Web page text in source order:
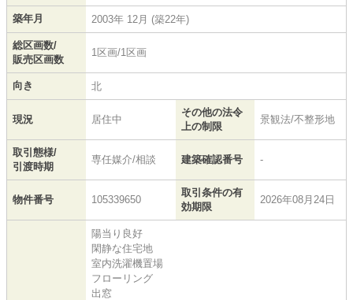
築年月 2003年 12月 (築22年)
総区画数/
販売区画数
1区画/1区画
向き 北
現況 居住中
その他の法令
上の制限
景観法/不整形地
取引態様/
引渡時期
専任媒介/相談 建築確認番号 -
物件番号 105339650
取引条件の有
効期限
2026年08月24日
陽当り良好
閑静な住宅地
室内洗濯機置場
フローリング
出窓